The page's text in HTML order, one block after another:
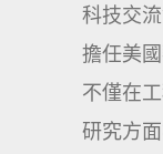
科技交
擔任美
不僅在
研究方